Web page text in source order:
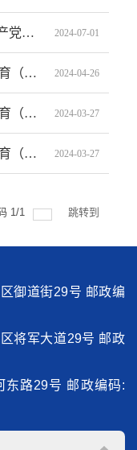
关于表彰2022-2024年度优秀共产党员、优秀党务工作者和先进党支部的决定 2024-07-01
继教党字〔2024〕8号《继续教育（高等职业技术）学院关于开展党纪学习教育的实施细则》 2024-04-26
继教党字〔2024〕2号《继续教育（高等职业技术）学院信访工作管理办法》 2024-03-27
继教党字〔2024〕1号《继续教育（高等职业技术）学院“三重一大”决策制度实施办法》 2024-03-27
1/1 跳转到
御道街29号 邮政编
将军大道29号 邮政
东路29号 邮政编码: